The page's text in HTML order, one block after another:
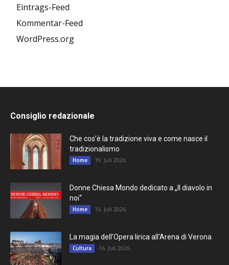
Eintrags-Feed
Kommentar-Feed
WordPress.org
Consiglio redazionale
Che cos’è la tradizione viva e come nasce il
tradizionalismo
Home 19. Juli 2026
Donne Chiesa Mondo dedicato a „Il diavolo in
noi“
Home 16. Juli 2026
La magia dell’Opera lirica all’Arena di Verona
Cultura 16. Juli 2026